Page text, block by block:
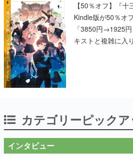
【50％オフ】『十
Kindle版が50％オ
「3850円→1925
キストと複雑に入
カテゴリーピック
インタビュー